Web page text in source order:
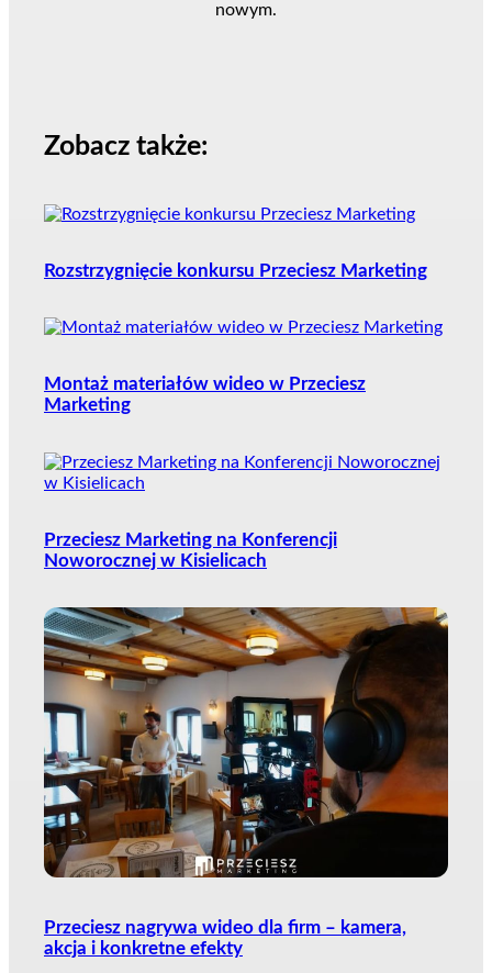
nowym.
Zobacz także:
Rozstrzygnięcie konkursu Przeciesz Marketing
Montaż materiałów wideo w Przeciesz
Marketing
Przeciesz Marketing na Konferencji
Noworocznej w Kisielicach
Przeciesz nagrywa wideo dla firm – kamera,
akcja i konkretne efekty